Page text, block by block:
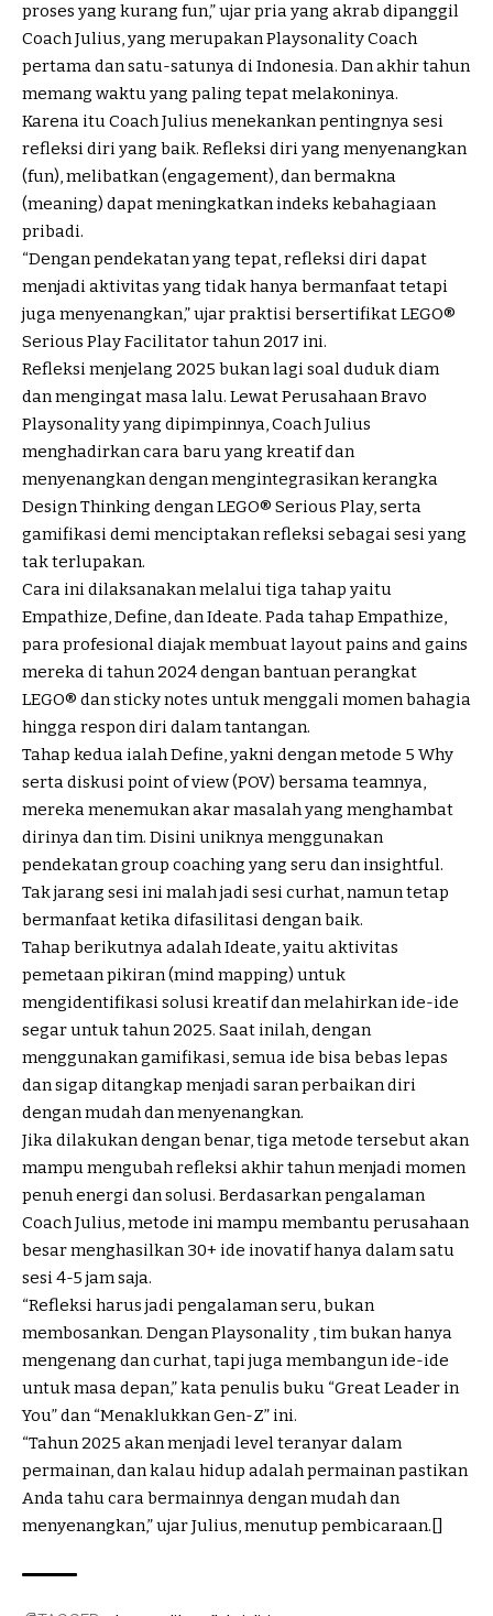
proses yang kurang fun,” ujar pria yang akrab dipanggil
Coach Julius, yang merupakan Playsonality Coach
pertama dan satu-satunya di Indonesia. Dan akhir tahun
memang waktu yang paling tepat melakoninya.
Karena itu Coach Julius menekankan pentingnya sesi
refleksi diri yang baik. Refleksi diri yang menyenangkan
(fun), melibatkan (engagement), dan bermakna
(meaning) dapat meningkatkan indeks kebahagiaan
pribadi.
“Dengan pendekatan yang tepat, refleksi diri dapat
menjadi aktivitas yang tidak hanya bermanfaat tetapi
juga menyenangkan,” ujar praktisi bersertifikat LEGO®
Serious Play Facilitator tahun 2017 ini.
Refleksi menjelang 2025 bukan lagi soal duduk diam
dan mengingat masa lalu. Lewat Perusahaan Bravo
Playsonality yang dipimpinnya, Coach Julius
menghadirkan cara baru yang kreatif dan
menyenangkan dengan mengintegrasikan kerangka
Design Thinking dengan LEGO® Serious Play, serta
gamifikasi demi menciptakan refleksi sebagai sesi yang
tak terlupakan.
Cara ini dilaksanakan melalui tiga tahap yaitu
Empathize, Define, dan Ideate. Pada tahap Empathize,
para profesional diajak membuat layout pains and gains
mereka di tahun 2024 dengan bantuan perangkat
LEGO® dan sticky notes untuk menggali momen bahagia
hingga respon diri dalam tantangan.
Tahap kedua ialah Define, yakni dengan metode 5 Why
serta diskusi point of view (POV) bersama teamnya,
mereka menemukan akar masalah yang menghambat
dirinya dan tim. Disini uniknya menggunakan
pendekatan group coaching yang seru dan insightful.
Tak jarang sesi ini malah jadi sesi curhat, namun tetap
bermanfaat ketika difasilitasi dengan baik.
Tahap berikutnya adalah Ideate, yaituaktivitas
pemetaan pikiran (mind mapping) untuk
mengidentifikasi solusi kreatif dan melahirkan ide-ide
segar untuk tahun 2025. Saat inilah, dengan
menggunakan gamifikasi, semua ide bisa bebas lepas
dan sigap ditangkap menjadi saran perbaikan diri
dengan mudah dan menyenangkan.
Jika dilakukan dengan benar, tiga metode tersebut akan
mampu mengubah refleksi akhir tahun menjadi momen
penuh energi dan solusi. Berdasarkan pengalaman
Coach Julius, metode ini mampu membantu perusahaan
besar menghasilkan 30+ ide inovatif hanya dalam satu
sesi 4-5 jam saja.
“Refleksi harus jadi pengalaman seru, bukan
membosankan. Dengan Playsonality , tim bukan hanya
mengenang dan curhat, tapi juga membangun ide-ide
untuk masa depan,” kata penulis buku “Great Leader in
You” dan “Menaklukkan Gen-Z” ini.
“Tahun 2025 akan menjadi level teranyar dalam
permainan, dan kalau hidup adalah permainan pastikan
Anda tahu cara bermainnya dengan mudah dan
menyenangkan,” ujar Julius, menutup pembicaraan.[]